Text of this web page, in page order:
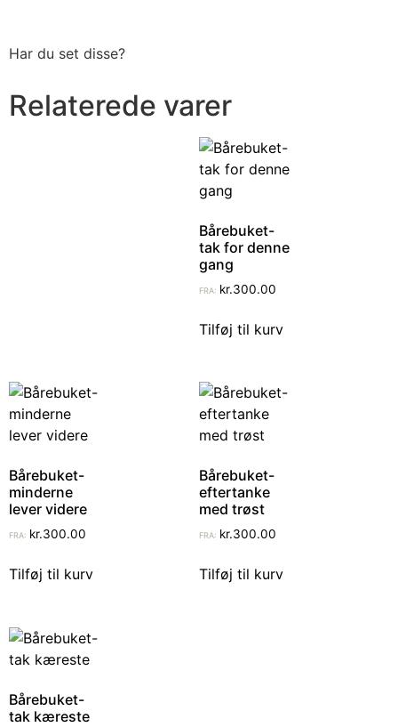
Har du set disse?
Relaterede varer
Bårebuket-
tak for denne
gang
FRA: kr.300.00
Tilføj til kurv
Bårebuket-
minderne
lever videre
FRA: kr.300.00
Tilføj til kurv
Bårebuket-
eftertanke
med trøst
FRA: kr.300.00
Tilføj til kurv
Bårebuket-
tak kæreste